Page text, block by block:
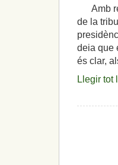
Amb
de la
deia que
és clar,
Llegir tot